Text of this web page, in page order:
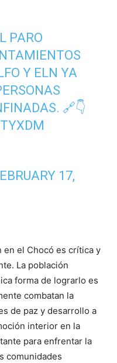
PARO
Y ELN YA
🔗👇
17,
en el Chocó es crítica y
La población
forma de lograrlo es
combatan la
de paz y desarrollo a
interior en la
para enfrentar la
comunidades